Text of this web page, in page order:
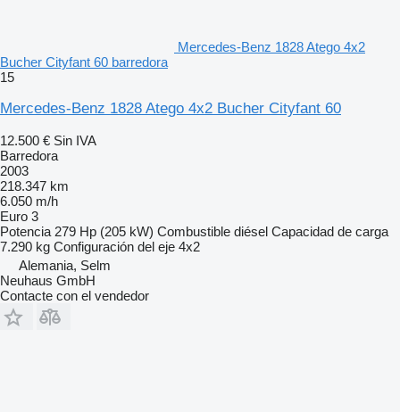
Mercedes-Benz 1828 Atego 4x2
Bucher Cityfant 60 barredora
15
Mercedes-Benz 1828 Atego 4x2 Bucher Cityfant 60
12.500 € Sin IVA
Barredora
2003
218.347 km
6.050 m/h
Euro 3
Potencia 279 Hp (205 kW) Combustible diésel Capacidad de carga
7.290 kg Configuración del eje 4x2
Alemania, Selm
Neuhaus GmbH
Contacte con el vendedor